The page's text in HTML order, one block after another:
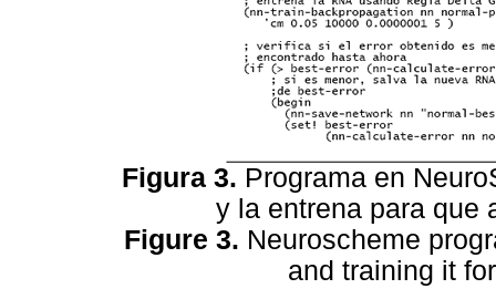
Figura 3. Programa en
y la entrena para que
Figure 3. Neuroscheme
and training it